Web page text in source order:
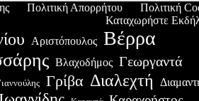
Πολιτική Απορρήτου
Πολιτική
Καταχωρήστε
Αριστόπουλος Βέρρα
Βλαχοδήμος Γεωργαντά
Γρίβα Διαλεχτή